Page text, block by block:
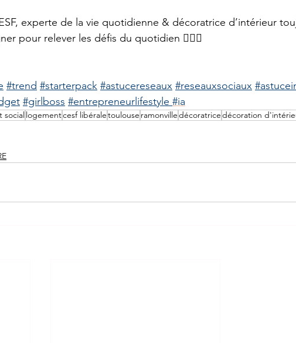
experte de la vie quotidienne & décoratrice d’intérieur
pour relever les défis du quotidien 🙋🏾‍♀️
#trend #starterpack #astucereseaux #reseauxsociaux
#girlboss #entrepreneurlifestyle #ia
sociallogementcesf libéraletoulouse ramonvilledécoratricedécoration